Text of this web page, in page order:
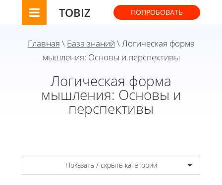
TOBIZ ПОПРОБОВАТЬ
Главная \ База знаний \ Логическая форма
мышления: Основы и перспективы
Логическая форма
мышления: Основы и
перспективы
Показать / скрыть категории